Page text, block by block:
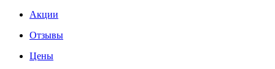
Акции
Отзывы
Цены